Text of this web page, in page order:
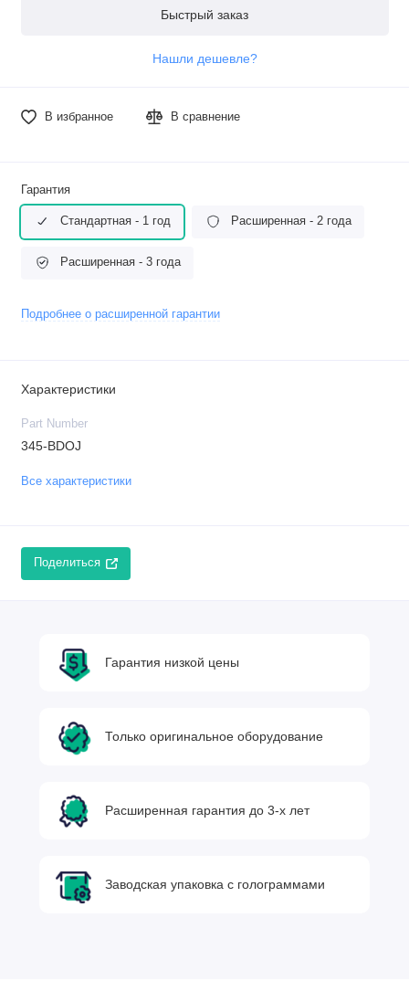
Быстрый заказ
Нашли дешевле?
В избранное В сравнение
Гарантия
Стандартная - 1 год Расширенная - 2 года
Расширенная - 3 года
Подробнее о расширенной гарантии
Характеристики
Part Number
345-BDOJ
Все характеристики
Поделиться
Гарантия низкой цены
Только оригинальное оборудование
Расширенная гарантия до 3-х лет
Заводская упаковка с голограммами